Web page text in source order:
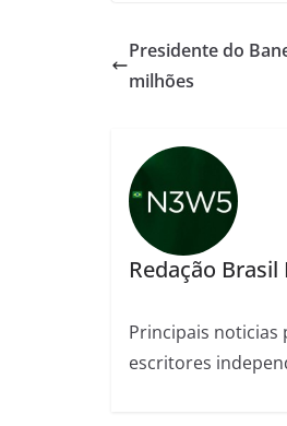
Presidente do
milhões
Redação Brasil
Principais noticias
escritores